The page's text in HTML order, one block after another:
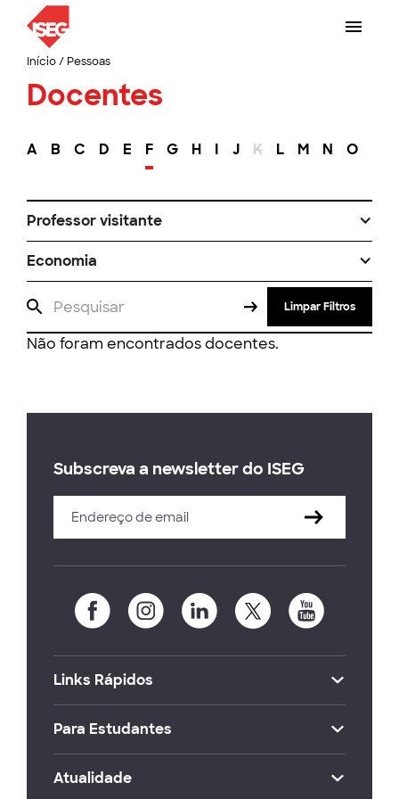
Início/ Pessoas
Docentes
A B C D E F G H I J K L M N O
Professor visitante
Economia
Limpar Filtros
Não foram encontrados docentes.
Subscreva a newsletter do ISEG
Links Rápidos
Para Estudantes
Atualidade